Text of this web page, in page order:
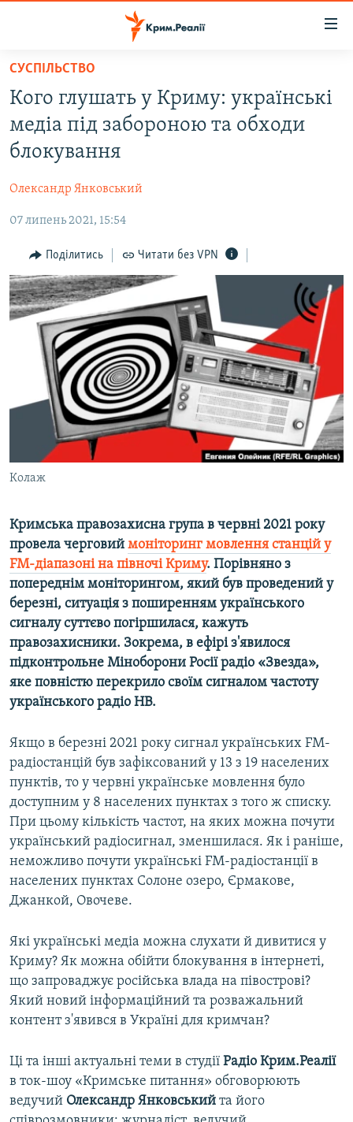
Перейти
основного
матеріалу
Перейти
до
основної
Перейти
пошуку
ВОДА.КРИМ
ВІДЕО ТА ФОТО
БЛОГИ
ПОГЛЯД
ІНТЕРВ'Ю
ВСЕ ЗА ДЕНЬ
СПЕЦПРОЕКТИ
ДЕПОРТАЦІЯ
ВІДЕОУРОКИ «ELIFBE»
СВІДЧЕННЯ ОКУПАЦІЇ
УКРАЇНСЬКА ПРОБЛЕМА КРИМУ
ІНФОГРАФІКА
ЯК ОБІЙТИ БЛОКУВАННЯ
Русский
Qırımtatar
ДОЛУЧАЙСЯ!
Усі сайти RFE/RL
СУСПІЛЬСТВО
Кого глушать у Криму: українські
медіа під забороною та обходи
блокування
Олександр Янковський
07 липень 2021, 15:54
Поділитись Читати без VPN
Колаж
Кримська правозахисна група в червні 2021 року
провела черговий моніторинг мовлення станцій у
FM-діапазоні на півночі Криму. Порівняно з
попереднім моніторингом, який був проведений у
березні, ситуація з поширенням українського
сигналу суттєво погіршилася, кажуть
правозахисники. Зокрема, в ефірі з'явилося
підконтрольне Міноборони Росії радіо «Звезда»,
яке повністю перекрило своїм сигналом частоту
українського радіо НВ.
Якщо в березні 2021 року сигнал українських FM-
радіостанцій був зафіксований у 13 з 19 населених
пунктів, то у червні українське мовлення було
доступним у 8 населених пунктах з того ж списку.
При цьому кількість частот, на яких можна почути
український радіосигнал, зменшилася. Як і раніше,
неможливо почути українські FM-радіостанції в
населених пунктах Солоне озеро, Єрмакове,
Джанкой, Овочеве.
Які українські медіа можна слухати й дивитися у
Криму? Як можна обійти блокування в інтернеті,
що запроваджує російська влада на півострові?
Який новий інформаційний та розважальний
контент з'явився в Україні для кримчан?
Ці та інші актуальні теми в студії Радіо Крим.Реалії
в ток-шоу «Кримське питання» обговорюють
ведучий Олександр Янковський та його